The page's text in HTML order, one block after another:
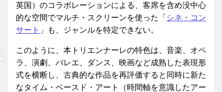
英国）のコラボレーションによる、客席を含め没中心
的な空間でマルチ・スクリーンを使った「 シネ・コン
サート 」も、ジャンルを特定できない。
このように、本トリエンナーレの特色は、音楽、オペ
ラ、演劇、バレエ、ダンス、映画など成熟した表現形
式を横断し、古典的な作品を再評価すると同時に新た
なタイム・ベースド・アート（時間軸を意識したアー